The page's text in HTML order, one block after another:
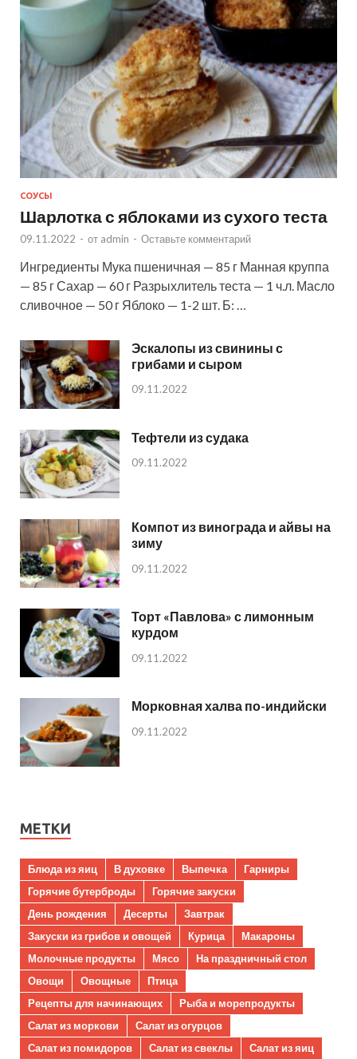
СОУСЫ
Шарлотка с яблоками из сухого теста
09.11.2022 - от admin - Оставьте комментарий
Ингредиенты Мука пшеничная — 85 г Манная круппа
— 85 г Сахар — 60 г Разрыхлитель теста — 1 ч.л. Масло
сливочное — 50 г Яблоко — 1-2 шт. Б: …
Эскалопы из свинины с
грибами и сыром
09.11.2022
Тефтели из судака
09.11.2022
Компот из винограда и айвы на
зиму
09.11.2022
Торт «Павлова» с лимонным
курдом
09.11.2022
Морковная халва по-индийски
09.11.2022
МЕТКИ
Блюда из яиц В духовке Выпечка
Гарниры
Горячие бутерброды
Горячие закуски
День рождения
Десерты
Завтрак
Закуски из грибов и овощей
Курица
Макароны
Молочные продукты
Мясо
На праздничный стол
Овощи
Овощные
Птица
Рецепты для начинающих
Рыба и морепродукты
Салат из моркови
Салат из огурцов
Салат из помидоров
Салат из свеклы
Салат из яиц